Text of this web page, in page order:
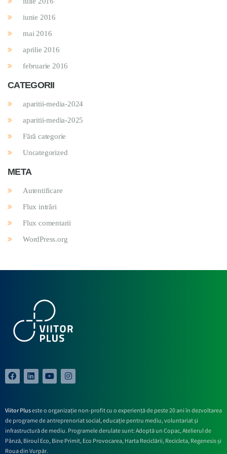
iunie 2016
mai 2016
aprilie 2016
februarie 2016
CATEGORII
aparitii-media-2024
aparitii-media-2025
Fără categorie
Uncategorized
META
Autentificare
Flux intrări
Flux comentarii
WordPress.org
Viitor Pluseste o organizație non-profit cu o experiență de peste 20 ani în dezvoltarea
de programe de antreprenoriat social, educație pentru mediu, voluntariat și
infrastructură de mediu. Programele derulate sunt: Adoptă un Copac, Atelierul de
Pânză,Biroul Eco,Bine Primit,Eco Provocarea,Harta Reciclării,Recicleta, Regenesis și
Roua din Vurpăr.